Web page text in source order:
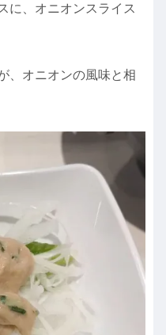
に、オニオンスライス
、オニオンの風味と相